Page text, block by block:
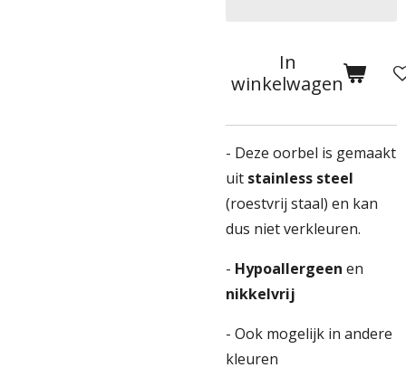
In
winkelwagen
- Deze oorbel is gemaakt
uit stainless steel
(roestvrij staal) en kan
dus niet verkleuren.
- Hypoallergeen en
nikkelvrij
- Ook mogelijk in andere
kleuren